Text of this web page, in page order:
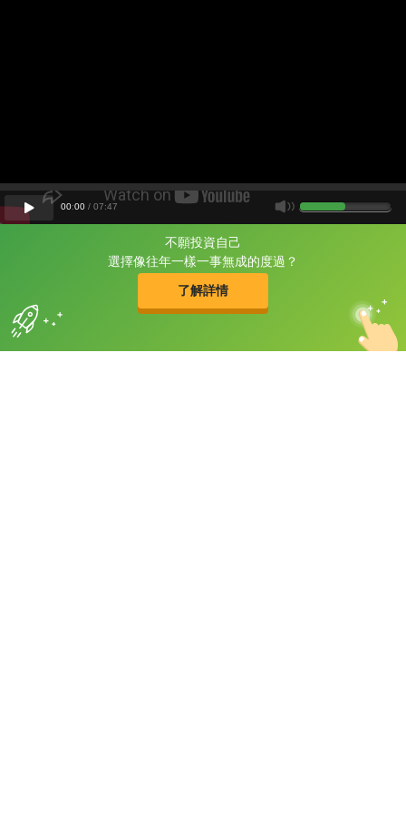
不願投資自己
選擇像往年一樣一事無成的度過？
了解詳情
片尾有
攻其不背
的品牌故事
00:00 / 07:47